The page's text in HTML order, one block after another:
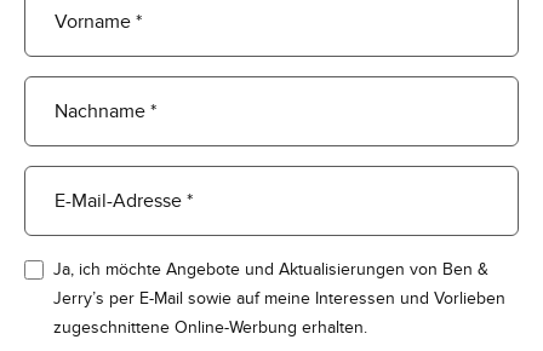
Vorname *
Nachname *
E-Mail-Adresse *
Ja, ich möchte Angebote und Aktualisierungen von Ben &
Jerry’s per E-Mail sowie auf meine Interessen und Vorlieben
zugeschnittene Online-Werbung erhalten.